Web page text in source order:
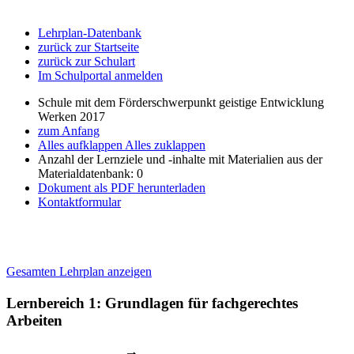
Lehrplan-Datenbank
zurück zur Startseite
zurück zur Schulart
Im Schulportal anmelden
Schule mit dem Förderschwerpunkt geistige Entwicklung
Werken 2017
zum Anfang
Alles aufklappen Alles zuklappen
Anzahl der Lernziele und -inhalte mit Materialien aus der
Materialdatenbank: 0
Dokument als PDF herunterladen
Kontaktformular
Gesamten Lehrplan anzeigen
Lernbereich 1: Grundlagen für fachgerechtes
Arbeiten